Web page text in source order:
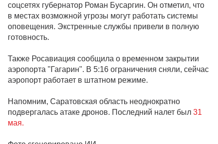
соцсетях губернатор Роман Бусаргин. Он отметил, что
в местах возможной угрозы могут работать системы
оповещения. Экстренные службы привели в полную
готовность.
Также Росавиация сообщила о временном закрытии
аэропорта "Гагарин". В 5:16 ограничения сняли, сейчас
аэропорт работает в штатном режиме.
Напомним, Саратовская область неоднократно
подвергалась атаке дронов. Последний налет был 31
мая.